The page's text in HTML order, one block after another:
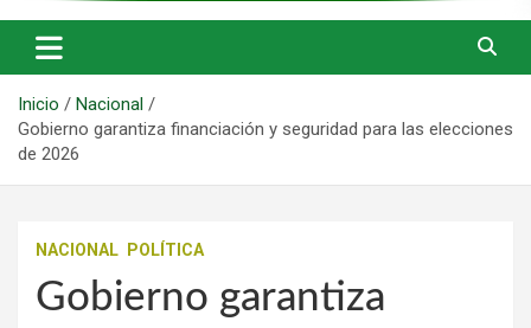
Inicio
Nacional
Gobierno garantiza financiación y seguridad para las elecciones
de 2026
NACIONAL POLÍTICA
Gobierno garantiza